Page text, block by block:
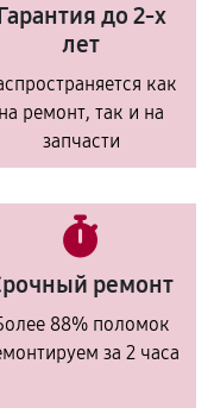
до 2-х
лет
как
на ремонт, так и на
запчасти
ремонт
88% поломок
за 2 часа